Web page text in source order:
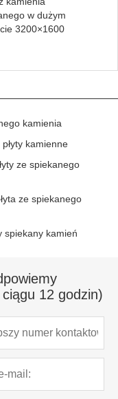
w dużym
3200×1600
kamienia
kamienne
ze spiekanego
ze spiekanego
spiekany kamień
12 godzin)